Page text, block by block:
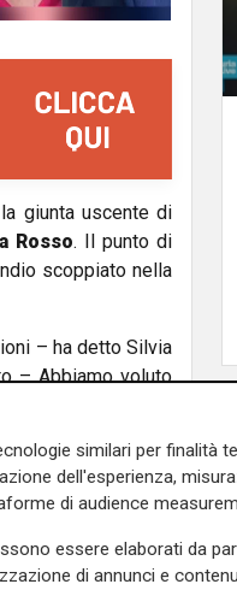
giunta uscente di
Rosso. Il punto di
scoppiato nella
– ha detto Silvia
– Abbiamo voluto
che ci stiamo
i cittadini: “Chi si
il dialogo con il
davvero fare
che ci
similari per finalità
dell'esperienza,
di audience
essere elaborati da
di annunci e